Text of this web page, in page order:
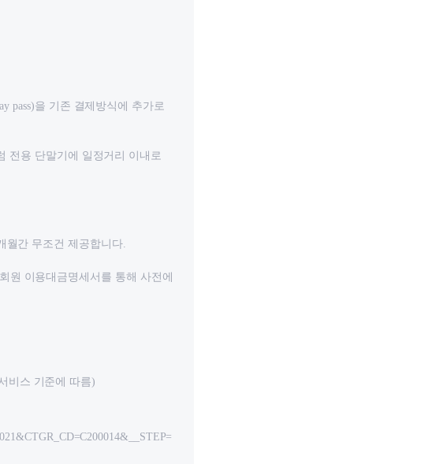
pass)을 기존 결제방식에 추가로
전용 단말기에 일정거리 이내로
월간 무조건 제공합니다.
원 이용대금명세서를 통해 사전에
비스 기준에 따름)